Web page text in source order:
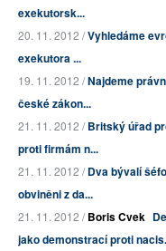
exekutorsk...
20. 11. 2012 /Vyhledáme
exekutora ...
19. 11. 2012 /Najdeme
české zákon...
21. 11. 2012 /Britský úřad
proti firmám n...
21. 11. 2012 /Dva bývalí
obviněni z da...
21. 11. 2012 /Boris Cvek
jako demonstrací proti